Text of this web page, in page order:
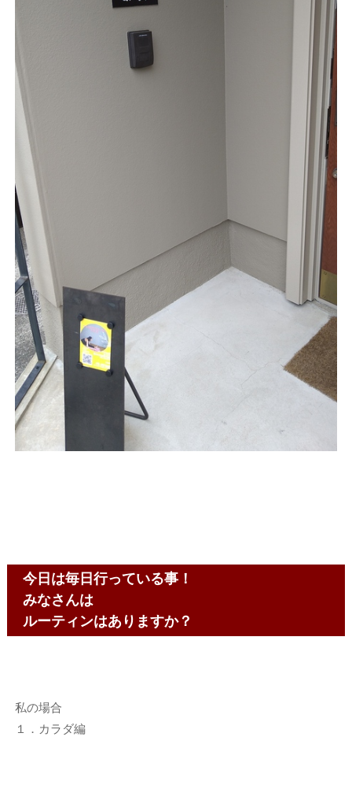
今日は毎日行っている事！
みなさんは
ルーティンはありますか？
私の場合
１．カラダ編